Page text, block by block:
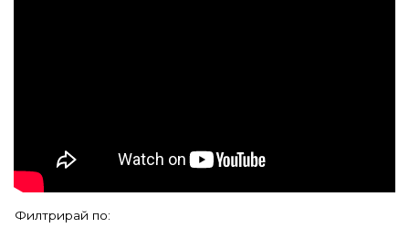
Филтрирай по: